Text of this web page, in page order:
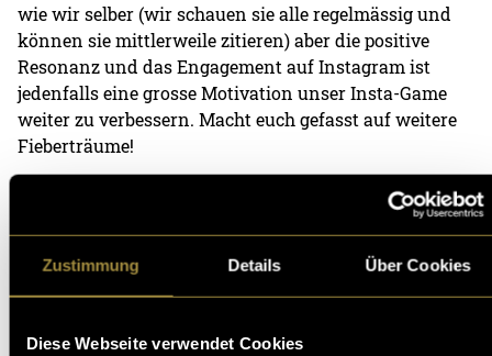
Zustimmung Details Über Cookies
Diese Webseite verwendet Cookies
wie wir selber (wir schauen sie alle regelmässig und
können sie mittlerweile zitieren) aber die positive
Resonanz und das Engagement auf Instagram ist
jedenfalls eine grosse Motivation unser Insta-Game
weiter zu verbessern. Macht euch gefasst auf weitere
Fieberträume!
https://www.instagram.com/reel/DTBdgdGjNTx/?
Tag 2: